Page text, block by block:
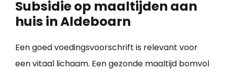
Subsidie op maaltijden aan
huis in Aldeboarn
Een goed voedingsvoorschrift is relevant voor
een vitaal lichaam. Een gezonde maaltijd bomvol